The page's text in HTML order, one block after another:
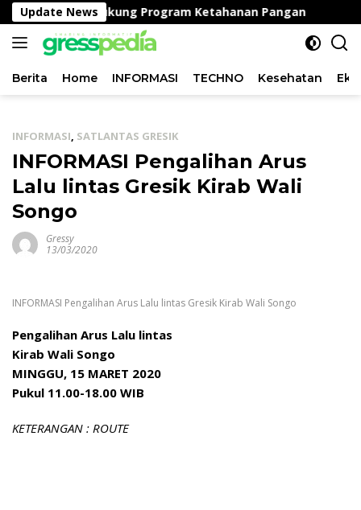
Langsung
ke
konten
Update NewsDukung Program Ketahanan Pangan
Berita Home INFORMASI TECHNO Kesehatan
INFORMASI, SATLANTAS GRESIK
INFORMASI Pengalihan Arus
Lalu lintas Gresik Kirab Wali
Songo
Gressy
13/03/2020
INFORMASI Pengalihan Arus Lalu lintas Gresik Kirab Wali Songo
Pengalihan Arus Lalu lintas
Kirab Wali Songo
MINGGU, 15 MARET 2020
Pukul 11.00-18.00 WIB
KETERANGAN : ROUTE